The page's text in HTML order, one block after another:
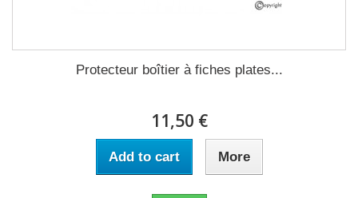
Protecteur boîtier à fiches plates...
11,50 €
Add to cart More